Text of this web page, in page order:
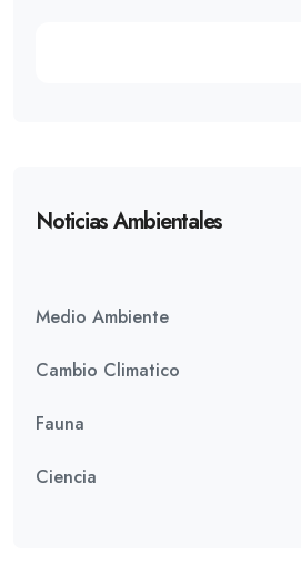
Noticias Ambientales
Medio Ambiente
Cambio Climatico
Fauna
Ciencia